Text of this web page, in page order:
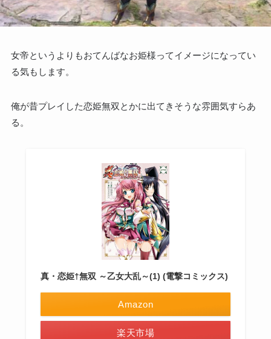
女帝というよりもおてんばなお姫様ってイメージになってい
る気もします。
俺が昔プレイした恋姫無双とかに出てきそうな雰囲気すらあ
る。
真・恋姫†無双 ～乙女大乱～(1) (電撃コミックス)
Amazon
楽天市場